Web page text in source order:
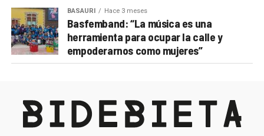
BASAURI Hace 3 meses
Basfemband: “La música es una
herramienta para ocupar la calle y
empoderarnos como mujeres”